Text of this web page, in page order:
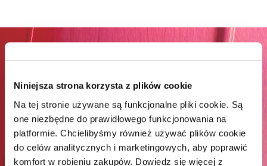
Niniejsza strona korzysta z plików cookie
Na tej stronie używane są funkcjonalne pliki cookie. Są
one niezbędne do prawidłowego funkcjonowania na
platformie. Chcielibyśmy również używać plików cookie
do celów analitycznych i marketingowych, aby poprawić
komfort w robieniu zakupów. Dowiedz się więcej z
ZAPISZ SIĘ DO NEWSLETTERA I
PIERWSZE ZAKUPY*
*Rabat jest jednorazowy. Obejmuje marki Wella
Professionals (z wyłączeniem Wella Care, Wella Technik i
akcesoriów) i Londa Professional.